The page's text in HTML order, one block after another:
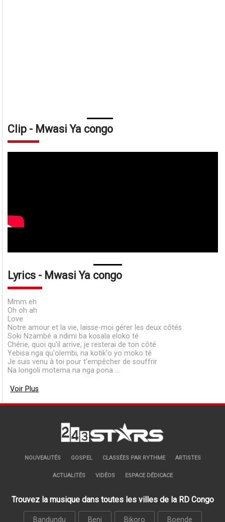
Clip - Mwasi Ya congo
Lyrics - Mwasi Ya congo
Mmm eh
Oh oh ah
Love
Notre amour et la vie, laisse-moi gérer les deux côtés
Soki Nzambé a ndimi ba kosala eloko té
Chérie, quoi qu'il arrive, je resterai de ton côté
Yebisa nga qu'olembi, na kotik'o yo moko té
Je suis venu à toi pour t'empêcher de souffrir
Na longoli motema na nga pona ...
Voir Plus
NOUVEAUTÉS GOSPEL CLASSÉES PAR RYTHME ARTISTES
ACTUALITÉS VIDÉOS ESPACE DÉDICACE
Trouvez la musique dans toutes les villes de la RD Congo
Bandundu Beni Bikoro Boende